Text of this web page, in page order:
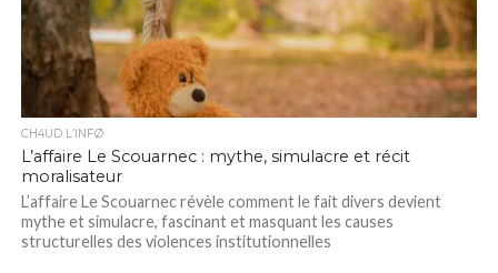
CH4UD L’INFØ
L’affaire Le Scouarnec : mythe, simulacre et récit
moralisateur
L’affaire Le Scouarnec révèle comment le fait divers devient
mythe et simulacre, fascinant et masquant les causes
structurelles des violences institutionnelles